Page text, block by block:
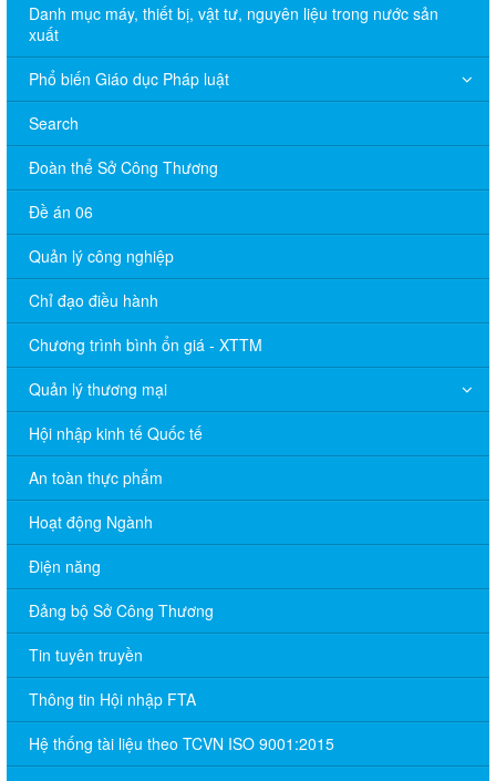
Danh mục máy, thiết bị, vật tư, nguyên liệu trong nước sản
xuất
Phổ biến Giáo dục Pháp luật
Search
Đoàn thể Sở Công Thương
Đề án 06
Quản lý công nghiệp
Chỉ đạo điều hành
Chương trình bình ổn giá - XTTM
Quản lý thương mại
Hội nhập kinh tế Quốc tế
An toàn thực phẩm
Hoạt động Ngành
Điện năng
Đảng bộ Sở Công Thương
Tin tuyên truyền
Thông tin Hội nhập FTA
Hệ thống tài liệu theo TCVN ISO 9001:2015